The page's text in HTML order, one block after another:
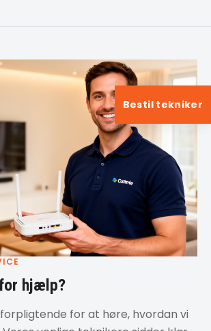
hjælp?
for at høre, hvordan vi
Bestil tekniker